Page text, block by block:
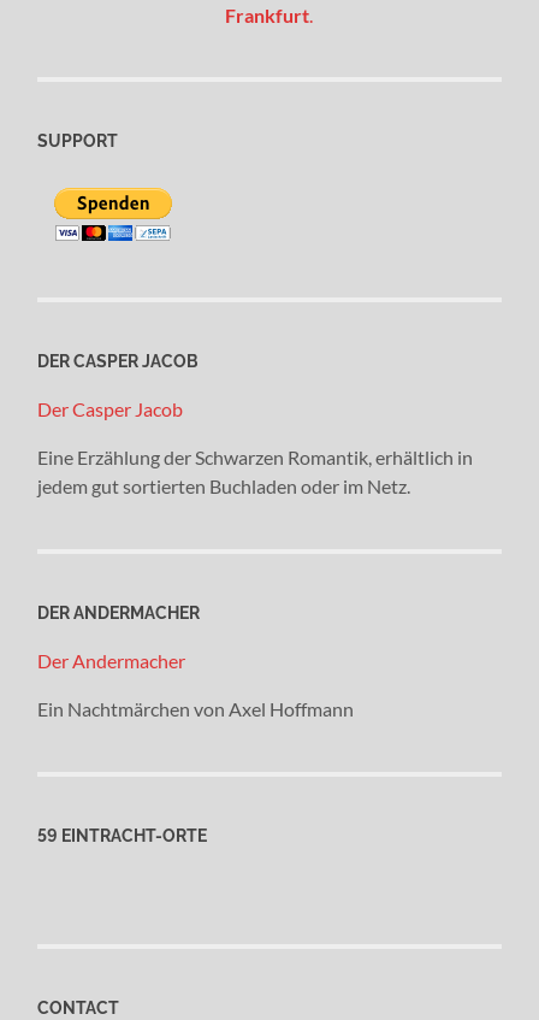
Frankfurt.
SUPPORT
DER CASPER JACOB
Der Casper Jacob
Eine Erzählung der Schwarzen Romantik, erhältlich in
jedem gut sortierten Buchladen oder im Netz.
DER ANDERMACHER
Der Andermacher
Ein Nachtmärchen von Axel Hoffmann
59 EINTRACHT-ORTE
CONTACT